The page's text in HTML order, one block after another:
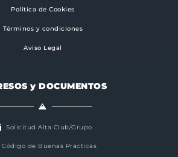
Política de Cookies
Términos y condiciones
Aviso Legal
y DOCUMENTOS
Solicitud Alta Club/Grupo
Código de Buenas Prácticas